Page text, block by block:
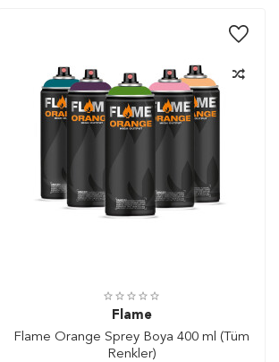
Flame
Flame Orange Sprey Boya 400 ml (Tüm
Renkler)